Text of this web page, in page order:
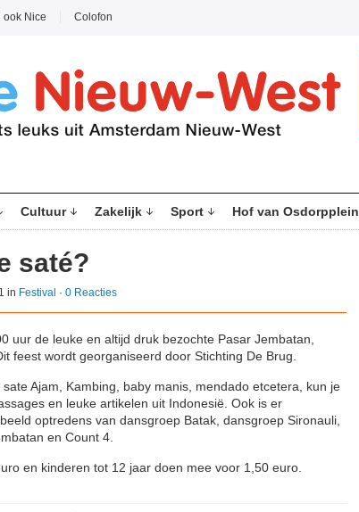
ook Nice Colofon
Cultuur Zakelijk Sport Hof van Osdorpplein
saté?
in Festival · 0 Reacties
uur de leuke en altijd druk bezochte Pasar Jembatan,
feest wordt georganiseerd door Stichting De Brug.
Ajam, Kambing, baby manis, mendado etcetera, kun je
en leuke artikelen uit Indonesië. Ook is er
optredens van dansgroep Batak, dansgroep Sironauli,
en Count 4.
en kinderen tot 12 jaar doen mee voor 1,50 euro.